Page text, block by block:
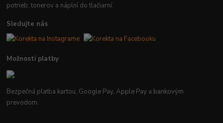
potrieb, tonerov a náplní do tlačiarní.
Sledujte nás
Možnosti platby
Bezpečná platba kartou, Google Pay, Apple Pay a bankovým
prevodom.